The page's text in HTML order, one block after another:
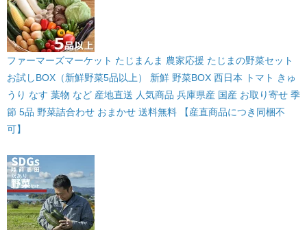
ファーマーズマーケット たじまんま 農家応援 たじまの野菜セット
お試しBOX（新鮮野菜5品以上） 新鮮 野菜BOX 西日本 トマト きゅ
うり なす 葉物 など 産地直送 人気商品 兵庫県産 国産 お取り寄せ 季
節 5品 野菜詰合わせ おまかせ 送料無料 【産直商品につき同梱不
可】